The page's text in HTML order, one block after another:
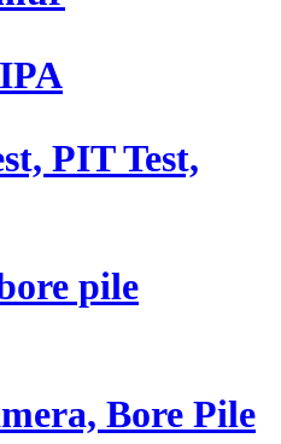
PIT Test,
pile
Bore Pile